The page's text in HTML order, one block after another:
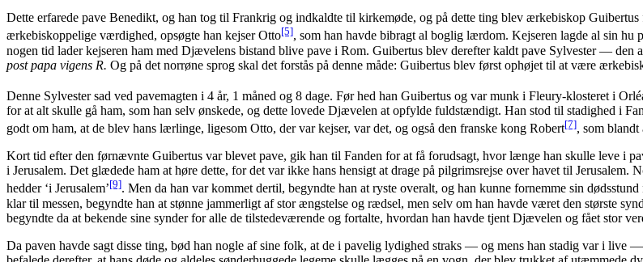
Dette erfarede pave Benedikt, og han tog til Frankrig og indkaldte til kirkemøde, og på dette ting blev ærkebiskop
ærkebiskoppelige værdighed, opsøgte han kejser Otto[5], som han havde bibragt al boglig lærdom. Kejseren lagde al sin
nogen tid lader kejseren ham med Djævelens bistand blive pave i Rom. Guibertus blev derefter kaldt pave Sylvester — den
post papa vigens R. Og på det norrøne sprog skal det forstås på denne måde: Guibertus blev først ophøjet til at være
Denne Sylvester sad ved pavemagten i 4 år, 1 måned og 8 dage. Før hed han Guibertus og var munk i Fleury-klosteret i
for at alt skulle gå ham, som han selv ønskede, og dette lovede Djævelen at opfylde fuldstændigt. Han stod til stadighed i
godt om ham, at de blev hans lærlinge, ligesom Otto, der var kejser, var det, og også den franske kong Robert[7], som blandt
Kort tid efter den førnævnte Guibertus var blevet pave, gik han til Fanden for at få forudsagt, hvor længe han skulle leve i
i Jerusalem. Det glædede ham at høre dette, for det var ikke hans hensigt at drage på pilgrimsrejse over havet til
hedder ‘i Jerusalem’[9]. Men da han var kommet dertil, begyndte han at ryste overalt, og han kunne fornemme sin
klar til messen, begyndte han at stønne jammerligt af stor ængstelse og rædsel, men selv om han havde været den største
begyndte da at bekende sine synder for alle de tilstedeværende og fortalte, hvordan han havde tjent Djævelen og fået stor
Da paven havde sagt disse ting, bød han nogle af sine folk, at de i pavelig lydighed straks — og mens han stadig var i live